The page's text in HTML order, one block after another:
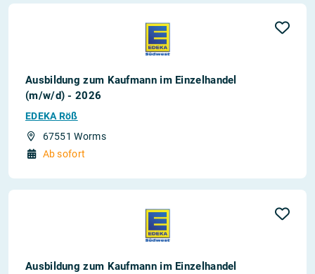
Ausbildung zum Kaufmann im Einzelhandel
(m/w/d) - 2026
EDEKA Röß
67551 Worms
Ab sofort
Ausbildung zum Kaufmann im Einzelhandel